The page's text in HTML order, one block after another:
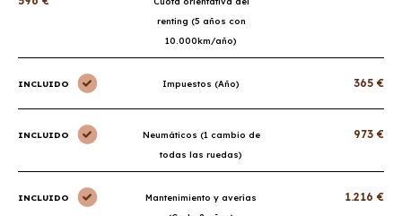
renting (5 años con
10.000km/año)
INCLUIDO Impuestos (Año) 365 €
INCLUIDO
Neumáticos (1 cambio de
todas las ruedas)
973 €
INCLUIDO
Mantenimiento y averías
1.216 €